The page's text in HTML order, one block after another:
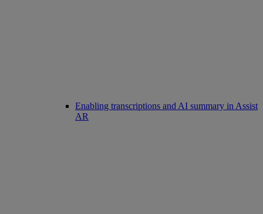
Enabling transcriptions and AI summary in Assist
AR